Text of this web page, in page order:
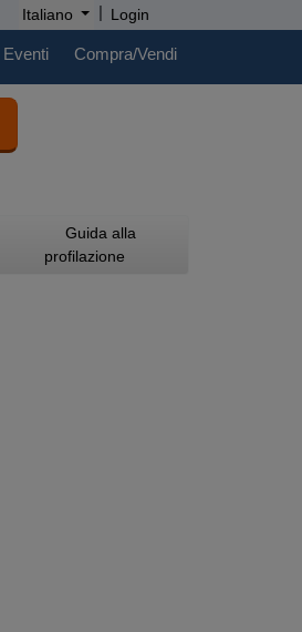
Italiano | Login
Eventi Compra/Vendi
Guida alla
profilazione